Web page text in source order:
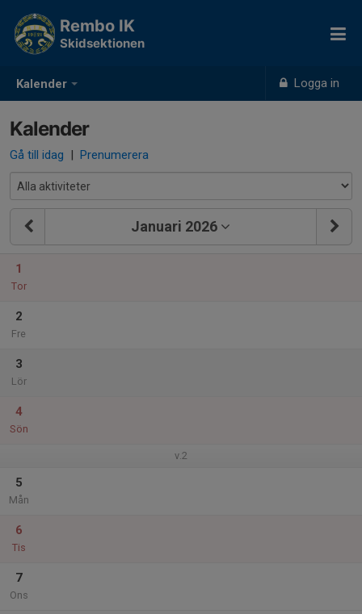
Kalender Logga in
Rembo IK
Skidsektionen
Kalender
Gå till idag | Prenumerera
Januari 2026
1
Tor
2
Fre
3
Lör
4
Sön
v.2
5
Mån
6
Tis
7
Ons